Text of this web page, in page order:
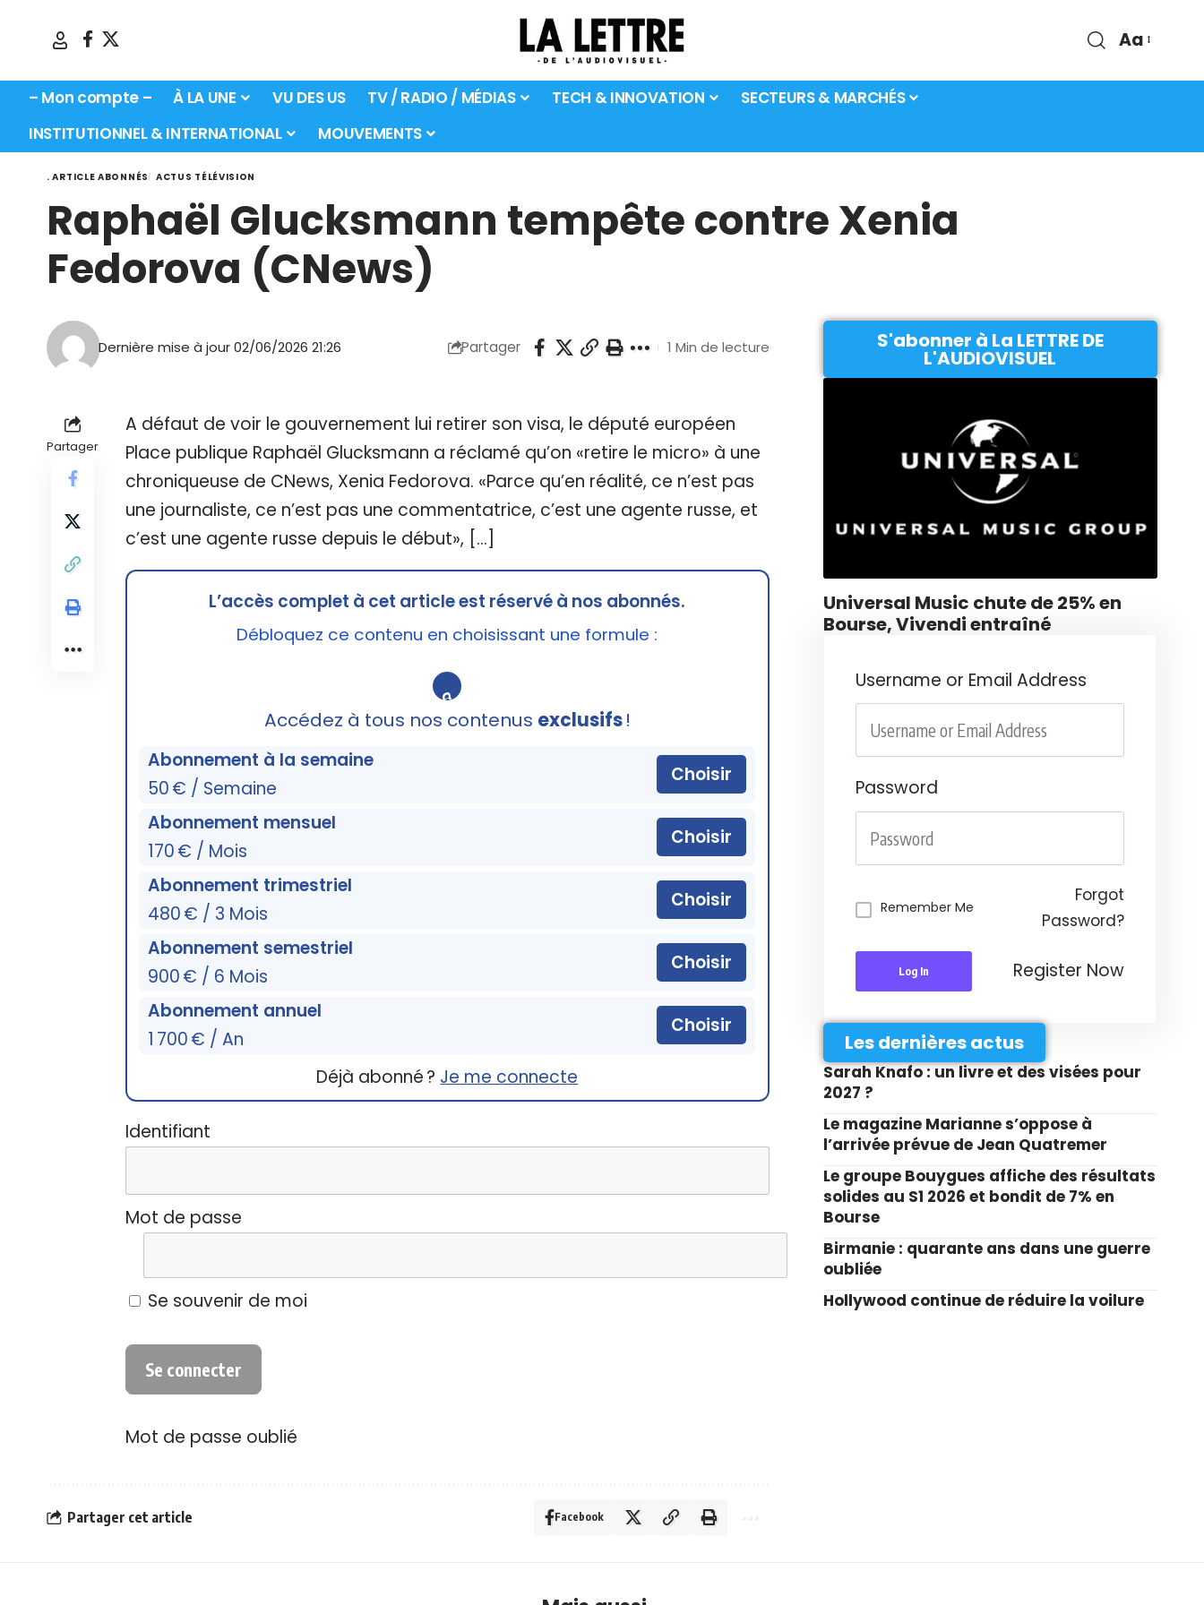
Aa
– Mon compte – À LA UNE VU DES US TV / RADIO / MÉDIAS TECH & INNOVATION
SECTEURS & MARCHÉS
INSTITUTIONNEL & INTERNATIONAL
MOUVEMENTS
. ARTICLE ABONNÉS ACTUS TÉLÉVISION
Raphaël Glucksmann tempête contre Xenia
Fedorova (CNews)
Dernière mise à jour 02/06/2026 21:26 Partager 1 Min de lecture
Partager
A défaut de voir le gouvernement lui retirer son visa, le député européen
Place publique Raphaël Glucksmann a réclamé qu’on «retire le micro» à une
chroniqueuse de CNews, Xenia Fedorova. «Parce qu’en réalité, ce n’est pas
une journaliste, ce n’est pas une commentatrice, c’est une agente russe, et
c’est une agente russe depuis le début», […]
L’accès complet à cet article est réservé à nos abonnés.
Débloquez ce contenu en choisissant une formule :
🔒
Accédez à tous nos contenus exclusifs!
Abonnement à la semaine
50 € / Semaine
Choisir
Abonnement mensuel
170 € / Mois
Choisir
Abonnement trimestriel
480 € / 3 Mois
Choisir
Abonnement semestriel
900 € / 6 Mois
Choisir
Abonnement annuel
1 700 € / An
Choisir
Déjà abonné ? Je me connecte
Identifiant
Mot de passe
Se souvenir de moi
Mot de passe oublié
Partager cet article Facebook
S'abonner à La LETTRE DE
L'AUDIOVISUEL
Universal Music chute de 25% en
Bourse, Vivendi entraîné
Username or Email Address
Password
Remember Me
Forgot
Password?
Log In Register Now
Les dernières actus
Sarah Knafo : un livre et des visées pour
2027 ?
Le magazine Marianne s’oppose à
l’arrivée prévue de Jean Quatremer
Le groupe Bouygues affiche des résultats
solides au S1 2026 et bondit de 7% en
Bourse
Birmanie : quarante ans dans une guerre
oubliée
Hollywood continue de réduire la voilure